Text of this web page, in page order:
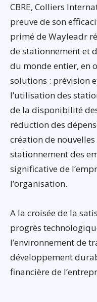
CBRE, Colliers
preuve de son
primé de Wayleadr
de stationnement et
du monde entier, en
solutions : prévision
l’utilisation des
de la disponibilité
réduction des
création de
stationnement des
significative de
l’organisation.
A la croisée de la
progrès
l’environnement de
développement
financière de